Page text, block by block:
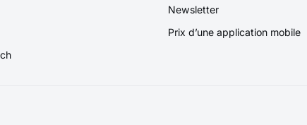
Newsletter
Prix d’une application mobile